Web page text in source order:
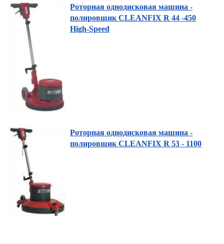
Роторная однодисковая машина -
полировщик CLEANFIX R 44 -450
High-Speed
Роторная однодисковая машина -
полировщик CLEANFIX R 53 - 1100